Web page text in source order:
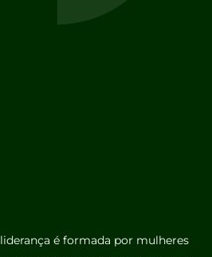
é formada por mulheres